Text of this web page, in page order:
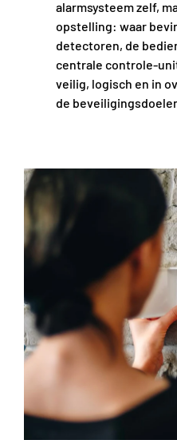
alarmsysteem zelf,
opstelling: waar
detectoren, de
centrale controle-
veilig, logisch en in
de